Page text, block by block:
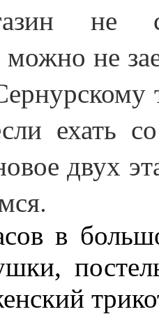
не
не
ехать
двух
в